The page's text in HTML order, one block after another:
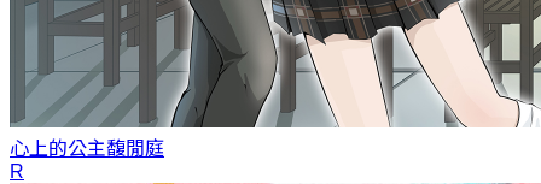
心上的公主馥閒庭
R